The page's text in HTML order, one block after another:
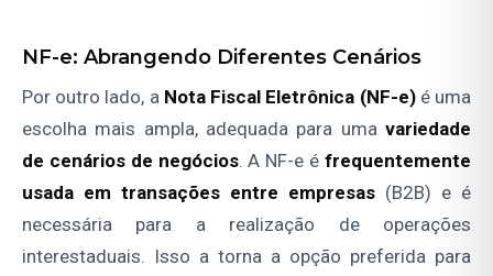
NF-e: Abrangendo Diferentes Cenários
Por outro lado, a Nota Fiscal Eletrônica (NF-e)é uma
escolha mais ampla, adequada para uma variedade
de cenários de negócios. A NF-e éfrequentemente
usada em transações entre empresas (B2B) e é
necessária para a realização de operações
interestaduais. Isso a torna a opção preferida para